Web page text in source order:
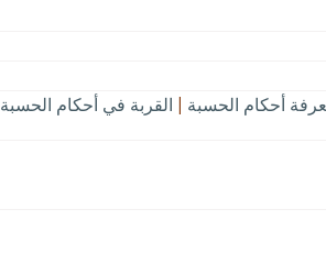
أحكام الحسبة القربة في أحكام الحسبة